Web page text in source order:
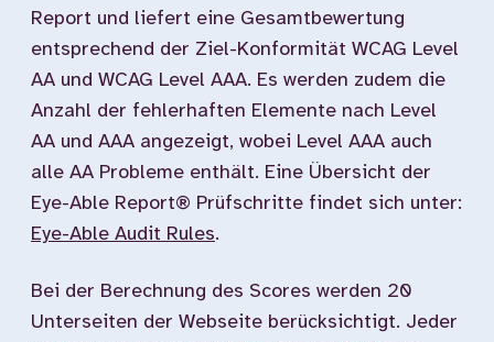
Report und liefert eine Gesamtbewertung
entsprechend der Ziel-Konformität WCAG Level
AA und WCAG Level AAA. Es werden zudem die
Anzahl der fehlerhaften Elemente nach Level
AA und AAA angezeigt, wobei Level AAA auch
alle AA Probleme enthält. Eine Übersicht der
Eye-Able Report® Prüfschritte findet sich unter:
Eye-Able Audit Rules.
Bei der Berechnung des Scores werden 20
Unterseiten der Webseite berücksichtigt. Jeder